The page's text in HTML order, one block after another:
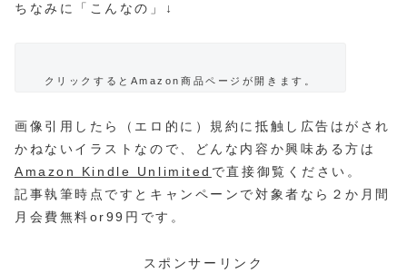
ちなみに「こんなの」↓
クリックするとAmazon商品ページが開きます。
画像引用したら（エロ的に）規約に抵触し広告はがされ
かねないイラストなので、どんな内容か興味ある方は
Amazon Kindle Unlimited で直接御覧ください。
記事執筆時点ですとキャンペーンで対象者なら２か月間
月会費無料or99円です。
スポンサーリンク